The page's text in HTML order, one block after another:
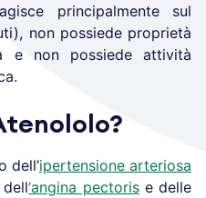
principalmente sul
non possiede proprietà
e non possiede attività
dell’ipertensione arteriosa
dell‘angina pectorise delle